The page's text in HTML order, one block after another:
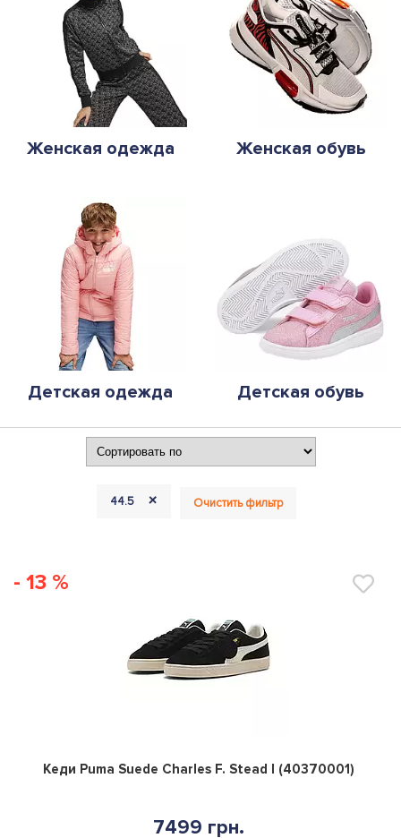
Женская одежда Женская обувь
Детская одежда Детская обувь
44.5 + Очистить фильтр
- 13 %
0
Кеди Puma Suede Charles F. Stead I (40370001)
7499 грн.